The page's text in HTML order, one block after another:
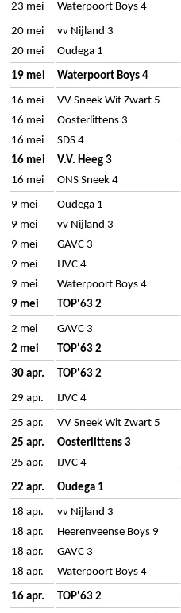
23 mei
Waterpoort Boys 4
20 mei vv Nijland 3
20 mei
Oudega 1
19 mei Waterpoort Boys 4
16 mei VV Sneek Wit Zwart 5
16 mei
Oosterlittens 3
16 mei
SDS 4
16 mei
V.V. Heeg 3
16 mei
ONS Sneek 4
9 mei Oudega 1
9 mei
vv Nijland 3
9 mei
GAVC 3
9 mei
IJVC 4
9 mei
Waterpoort Boys 4
9 mei
TOP'63 2
2 mei GAVC 3
2 mei
TOP'63 2
30 apr. TOP'63 2
29 apr. IJVC 4
25 apr. VV Sneek Wit Zwart 5
25 apr.
Oosterlittens 3
25 apr.
IJVC 4
22 apr. Oudega 1
18 apr. vv Nijland 3
18 apr.
Heerenveense Boys 9
18 apr.
GAVC 3
18 apr.
Waterpoort Boys 4
16 apr. TOP'63 2